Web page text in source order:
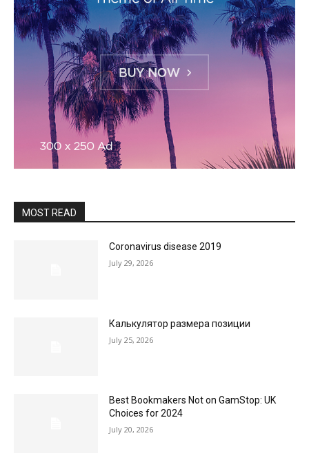
MOST READ
Coronavirus disease 2019
July 29, 2026
Калькулятор размера позиции
July 25, 2026
Best Bookmakers Not on GamStop: UK
Choices for 2024
July 20, 2026